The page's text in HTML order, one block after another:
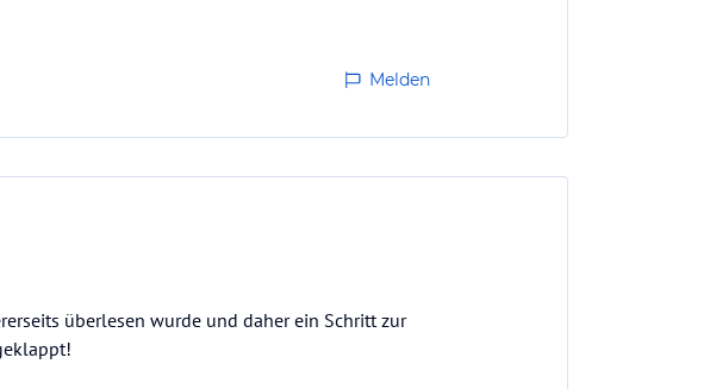
Melden
überlesen wurde und daher ein Schritt zur